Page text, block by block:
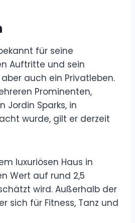
für seine
Auftritte und sein
auch ein Privatleben.
Prominenten,
Jordin Sparks, in
wurde, gilt er derzeit
luxuriösen Haus in
Wert auf rund 2,5
wird. Außerhalb der
sich für Fitness, Tanz und